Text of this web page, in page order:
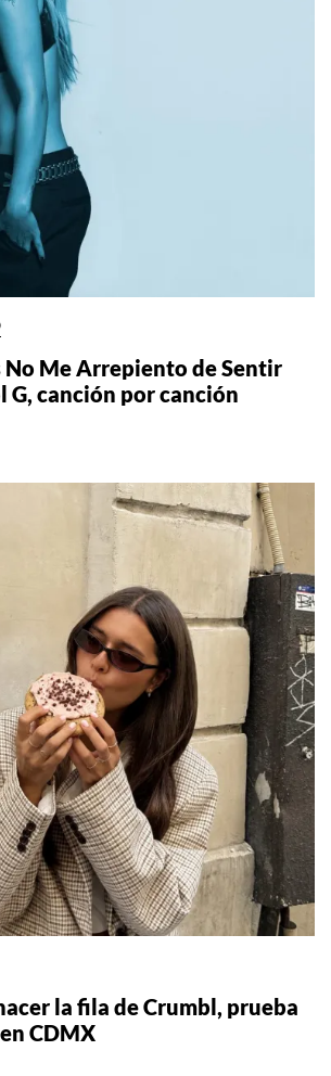
No Me Arrepiento de Sentir
G, canción por canción
la fila de Crumbl, prueba
CDMX